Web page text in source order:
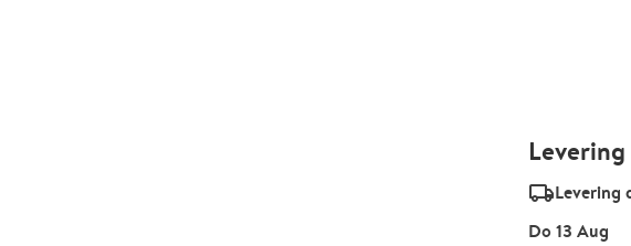
Levering
delivery_standard_v2Levering
Do 13 Aug